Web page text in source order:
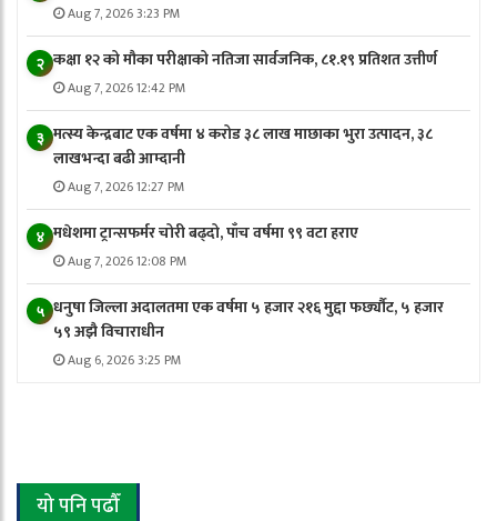
Aug 7, 2026 3:23 PM
२ कक्षा १२ को मौका परीक्षाको नतिजा सार्वजनिक, ८१.१९ प्रतिशत उत्तीर्ण
Aug 7, 2026 12:42 PM
३ मत्स्य केन्द्रबाट एक वर्षमा ४ करोड ३८ लाख माछाका भुरा उत्पादन, ३८
लाखभन्दा बढी आम्दानी
Aug 7, 2026 12:27 PM
४ मधेशमा ट्रान्सफर्मर चोरी बढ्दो, पाँच वर्षमा ९९ वटा हराए
Aug 7, 2026 12:08 PM
५ धनुषा जिल्ला अदालतमा एक वर्षमा ५ हजार २१६ मुद्दा फर्छ्यौट, ५ हजार
५९ अझै विचाराधीन
Aug 6, 2026 3:25 PM
यो पनि पढौँ